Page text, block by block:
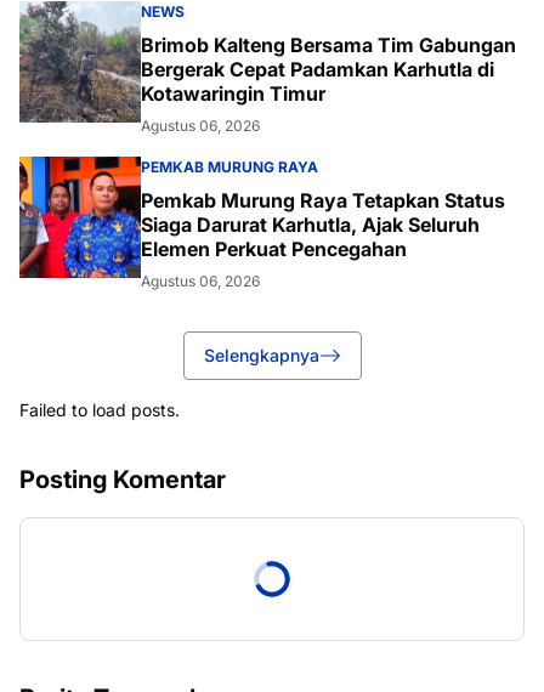
NEWS
Brimob Kalteng Bersama Tim Gabungan
Bergerak Cepat Padamkan Karhutla di
Kotawaringin Timur
Agustus 06, 2026
PEMKAB MURUNG RAYA
Pemkab Murung Raya Tetapkan Status
Siaga Darurat Karhutla, Ajak Seluruh
Elemen Perkuat Pencegahan
Agustus 06, 2026
Selengkapnya
Failed to load posts.
Posting Komentar